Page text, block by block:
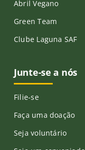
Abril Vegano
Green Team
Clube Laguna SAF
Junte-se a nós
Filie-se
Faça uma doação
Seja voluntário